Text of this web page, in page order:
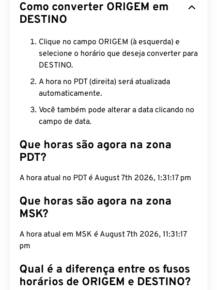
Como converter ORIGEM em
DESTINO
Clique no campo ORIGEM (à esquerda) e
selecione o horário que deseja converter para
DESTINO.
A hora no PDT (direita) será atualizada
automaticamente.
Você também pode alterar a data clicando no
campo de data.
Que horas são agora na zona
PDT?
A hora atual no PDT é August 7th 2026, 1:31:18 pm
Que horas são agora na zona
MSK?
A hora atual em MSK é August 7th 2026, 11:31:18
pm
Qual é a diferença entre os fusos
horários de ORIGEM e DESTINO?